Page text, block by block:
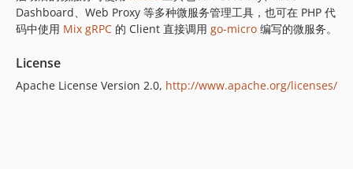
Dashboard、Web Proxy 等多种微服务管理工具，也可在 PHP 代
码中使用 Mix gRPC 的 Client 直接调用 go-micro 编写的微服务。
License
Apache License Version 2.0, http://www.apache.org/licenses/